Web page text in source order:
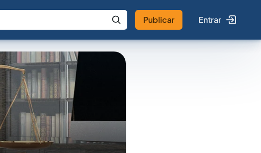
Fale com a IA Buscar no Jus
Publicar Entrar